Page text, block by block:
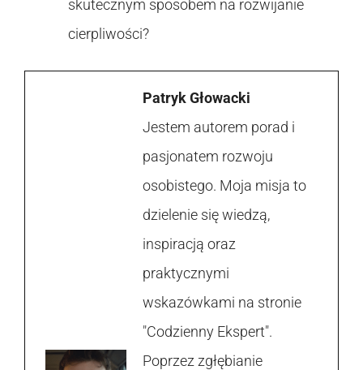
skutecznym sposobem na rozwijanie
cierpliwości?
Patryk Głowacki
Jestem autorem porad i
pasjonatem rozwoju
osobistego. Moja misja to
dzielenie się wiedzą,
inspiracją oraz
praktycznymi
wskazówkami na stronie
"Codzienny Ekspert".
Poprzez zgłębianie